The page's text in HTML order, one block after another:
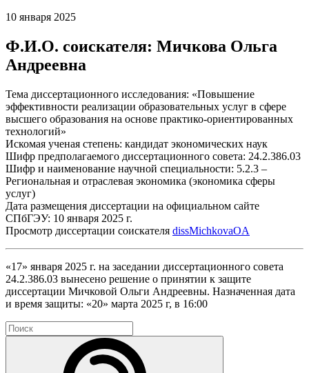
10 января 2025
Ф.И.О. соискателя: Мичкова Ольга
Андреевна
Тема диссертационного исследования: «Повышение
эффективности реализации образовательных услуг в сфере
высшего образования на основе практико-ориентированных
технологий»
Искомая ученая степень: кандидат экономических наук
Шифр предполагаемого диссертационного совета: 24.2.386.03
Шифр и наименование научной специальности: 5.2.3 –
Региональная и отраслевая экономика (экономика сферы
услуг)
Дата размещения диссертации на официальном сайте
СПбГЭУ: 10 января 2025 г.
Просмотр диссертации соискателя dissMichkovaOA
«17» января 2025 г. на заседании диссертационного совета
24.2.386.03 вынесено решение о принятии к защите
диссертации Мичковой Ольги Андреевны. Назначенная дата
и время защиты: «20» марта 2025 г, в 16:00